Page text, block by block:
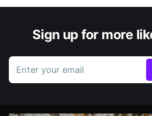
Sign up for more
Enter your email